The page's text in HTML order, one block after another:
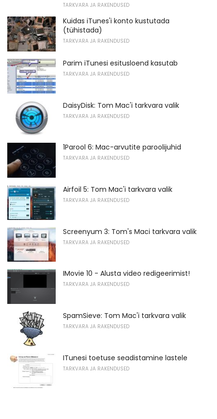
TARKVARA JA RAKENDUSED
Kuidas iTunes'i konto kustutada
(tühistada)
TARKVARA JA RAKENDUSED
Parim iTunesi esitusloend kasutab
TARKVARA JA RAKENDUSED
DaisyDisk: Tom Mac'i tarkvara valik
TARKVARA JA RAKENDUSED
1Parool 6: Mac-arvutite paroolijuhid
TARKVARA JA RAKENDUSED
Airfoil 5: Tom Mac'i tarkvara valik
TARKVARA JA RAKENDUSED
Screenyum 3: Tom's Maci tarkvara valik
TARKVARA JA RAKENDUSED
IMovie 10 - Alusta video redigeerimist!
TARKVARA JA RAKENDUSED
SpamSieve: Tom Mac'i tarkvara valik
TARKVARA JA RAKENDUSED
ITunesi toetuse seadistamine lastele
TARKVARA JA RAKENDUSED